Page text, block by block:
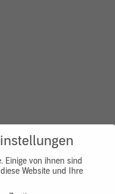
Einige von ihnen sind
Website und Ihre